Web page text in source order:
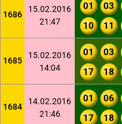
1686
15.02.2016
21:47
01 03
10
11
1685
15.02.2016
14:04
01 03
17
18
1684
14.02.2016
21:46
01 06
17
18